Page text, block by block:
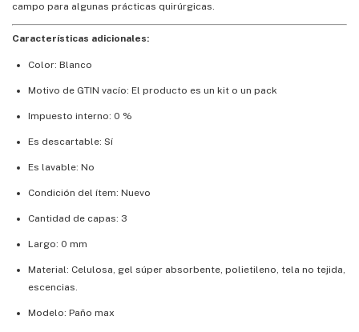
campo para algunas prácticas quirúrgicas.
Características adicionales:
Color: Blanco
Motivo de GTIN vacío: El producto es un kit o un pack
Impuesto interno: 0 %
Es descartable: Sí
Es lavable: No
Condición del ítem: Nuevo
Cantidad de capas: 3
Largo: 0 mm
Material: Celulosa, gel súper absorbente, polietileno, tela no tejida,
escencias.
Modelo: Paño max